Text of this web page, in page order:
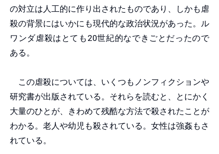
の対立は人工的に作り出されたものであり、しかも虐
殺の背景にはいかにも現代的な政治状況があった。ル
ワンダ虐殺はとても20世紀的なできごとだったので
ある。
この虐殺については、いくつもノンフィクションや
研究書が出版されている。それらを読むと、とにかく
大量のひとが、きわめて残酷な方法で殺されたことが
わかる。老人や幼児も殺されている。女性は強姦もさ
れている。